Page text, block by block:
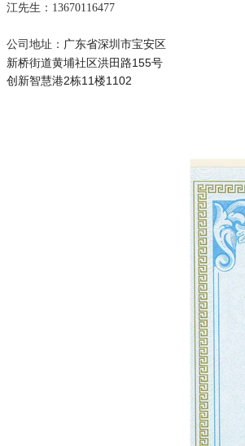
江先生：13670116477
公司地址： 广东省深圳市宝安区
新桥街道黄埔社区洪田路155号
创新智慧港2栋11楼1102